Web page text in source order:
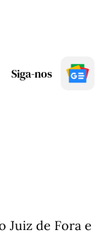
Siga-nos
Juiz de Fora e